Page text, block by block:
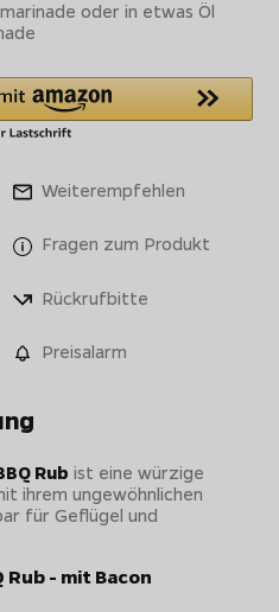
oder in etwas Öl
Weiterempfehlen
Fragen zum Produkt
Rückrufbitte
Preisalarm
Rub ist eine würzige
ihrem ungewöhnlichen
für Geflügel und
Rub - mit Bacon